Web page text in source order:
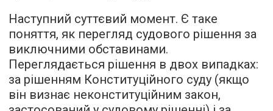
Наступний суттєвий момент. Є таке
поняття, як перегляд судового рішення за
виключними обставинами.
Переглядається рішення в двох випадках:
за рішенням Конституційного суду (якщо
він визнає неконституційним закон,